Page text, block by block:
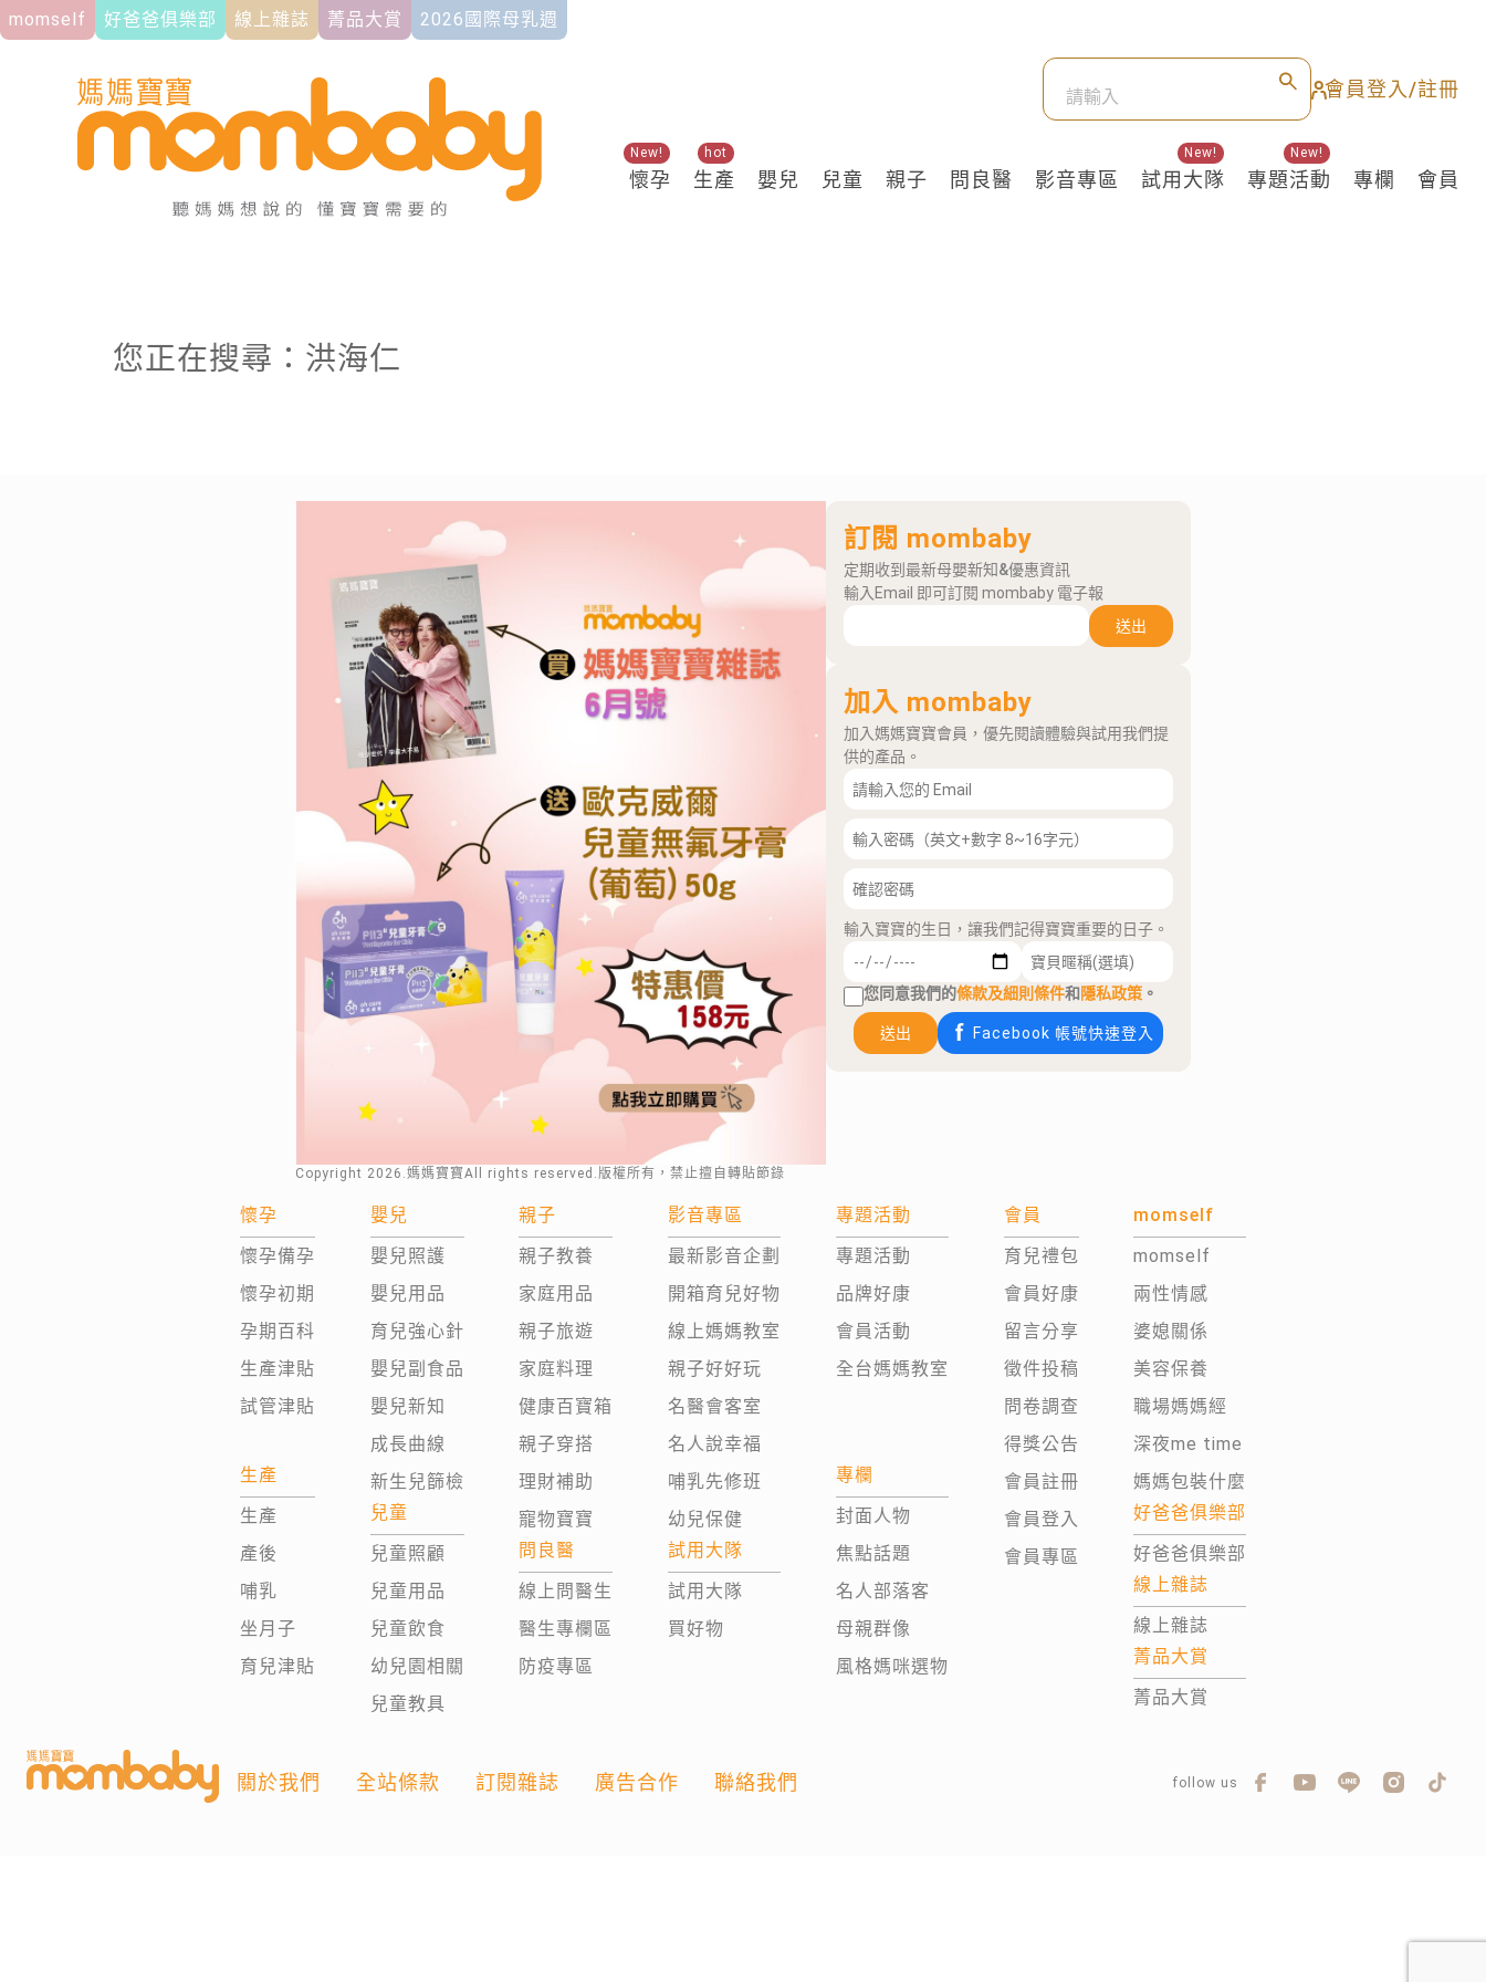
momself 好爸爸俱樂部 線上雜誌 菁品大賞 2026國際母乳週
會員登入/註冊
懷孕
New!
生產
hot
嬰兒 兒童 親子 問良醫 影音專區 試用大隊
New!
專題活動
New!
專欄 會員
關鍵熱搜
您正在搜尋：洪海仁
Copyright 2026 .媽媽寶寶All rights reserved.版權所有，禁止擅自轉貼節錄
訂閱 mombaby
定期收到最新母嬰新知&優惠資訊
輸入Email 即可訂閱 mombaby 電子報
送出
加入 mombaby
加入媽媽寶寶會員，優先閱讀體驗與試用我們提
供的產品。
輸入寶寶的生日，讓我們記得寶寶重要的日子。
您同意我們的條款及細則條件和隱私政策 。
送出 Facebook 帳號快速登入
懷孕
懷孕備孕
懷孕初期
孕期百科
生產津貼
試管津貼
生產
生產
產後
哺乳
坐月子
育兒津貼
嬰兒
嬰兒照護
嬰兒用品
育兒強心針
嬰兒副食品
嬰兒新知
成長曲線
新生兒篩檢
兒童
兒童照顧
兒童用品
兒童飲食
幼兒園相關
兒童教具
親子
親子教養
家庭用品
親子旅遊
家庭料理
健康百寶箱
親子穿搭
理財補助
寵物寶寶
問良醫
線上問醫生
醫生專欄區
防疫專區
影音專區
最新影音企劃
開箱育兒好物
線上媽媽教室
親子好好玩
名醫會客室
名人說幸福
哺乳先修班
幼兒保健
試用大隊
試用大隊
買好物
專題活動
專題活動
品牌好康
會員活動
全台媽媽教室
專欄
封面人物
焦點話題
名人部落客
母親群像
風格媽咪選物
會員
育兒禮包
會員好康
留言分享
徵件投稿
問卷調查
得獎公告
會員註冊
會員登入
會員專區
momself
momself
兩性情感
婆媳關係
美容保養
職場媽媽經
深夜me time
媽媽包裝什麼
好爸爸俱樂部
好爸爸俱樂部
線上雜誌
線上雜誌
菁品大賞
菁品大賞
關於我們 全站條款 訂閱雜誌 廣告合作 聯絡我們 follow us